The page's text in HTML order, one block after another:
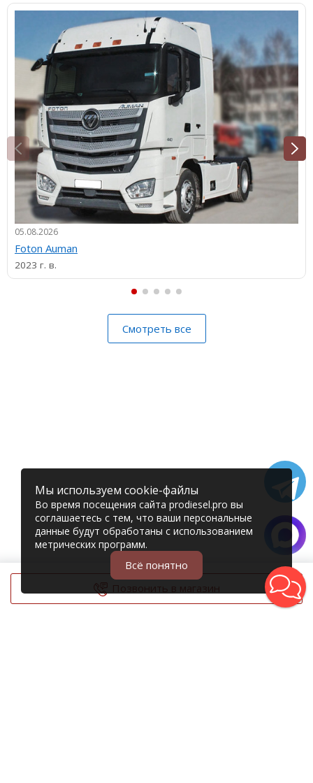
Позвонить в магазин
05.08.2026
Foton Auman
2023 г. в.
Смотреть все
© 2006 – 2026 Prodiesel
Мы используем cookie-файлы
Во время посещения сайта prodiesel.pro вы
соглашаетесь с тем, что ваши персональные
данные будут обработаны с использованием
метрических программ.
Всё понятно